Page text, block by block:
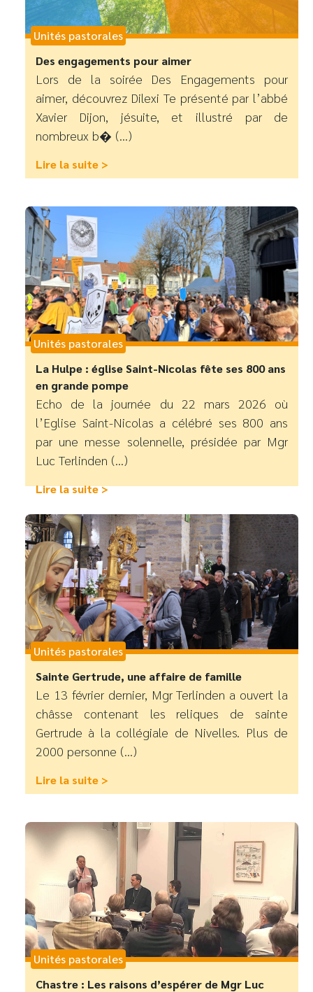
Unités pastorales
Des engagements pour aimer
Lors de la soirée Des Engagements pour
aimer, découvrez Dilexi Te présenté par l’abbé
Xavier Dijon, jésuite, et illustré par de
nombreux b� (...)
Lire la suite >
Unités pastorales
La Hulpe : église Saint-Nicolas fête ses 800 ans
en grande pompe
Echo de la journée du 22 mars 2026 où
l’Eglise Saint-Nicolas a célébré ses 800 ans
par une messe solennelle, présidée par Mgr
Luc Terlinden (...)
Lire la suite >
Unités pastorales
Sainte Gertrude, une affaire de famille
Le 13 février dernier, Mgr Terlinden a ouvert la
châsse contenant les reliques de sainte
Gertrude à la collégiale de Nivelles. Plus de
2000 personne (...)
Lire la suite >
Unités pastorales
Chastre : Les raisons d’espérer de Mgr Luc